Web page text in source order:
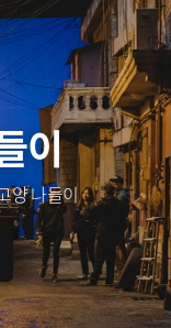
이
양 나들이